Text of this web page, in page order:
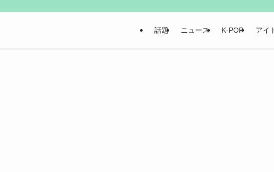
話題 ニュース K-POP アイ